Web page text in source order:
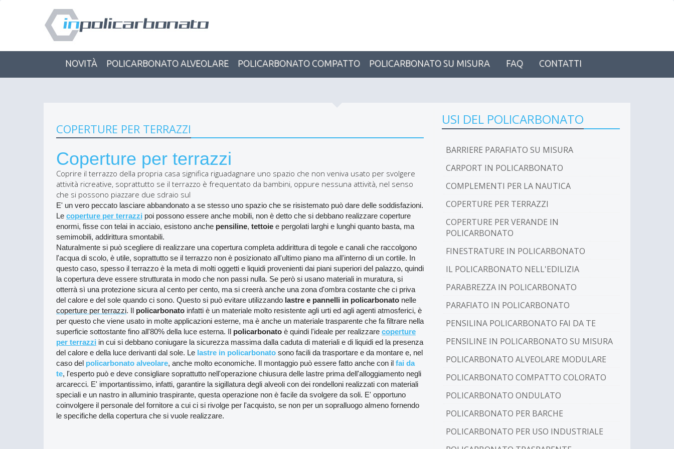
NOVITÀ POLICARBONATO ALVEOLARE POLICARBONATO COMPATTO POLICARBONATO SU MISURA FAQ CONTATTI
COPERTURE PER TERRAZZI
Coperture per terrazzi
Coprire il terrazzo della propria casa significa riguadagnare uno spazio che non veniva usato per svolgere
attività ricreative, soprattutto se il terrazzo è frequentato da bambini, oppure nessuna attività, nel senso
che si possono piazzare due sdraio sul
E' un vero peccato lasciare abbandonato a se stesso uno spazio che se risistemato può dare delle soddisfazioni.
Le coperture per terrazzi poi possono essere anche mobili, non è detto che si debbano realizzare coperture
enormi, fisse con telai in acciaio, esistono anche pensiline, tettoie e pergolati larghi e lunghi quanto basta, ma
semimobili, addirittura smontabili.
Naturalmente si può scegliere di realizzare una copertura completa addirittura di tegole e canali che raccolgono
l'acqua di scolo, è utile, soprattutto se il terrazzo non è posizionato all'ultimo piano ma all'interno di un cortile. In
questo caso, spesso il terrazzo è la meta di molti oggetti e liquidi provenienti dai piani superiori del palazzo, quindi
la copertura deve essere strutturata in modo che non passi nulla. Se però si usano materiali in muratura, si
otterrà sì una protezione sicura al cento per cento, ma si creerà anche una zona d'ombra costante che ci priva
del calore e del sole quando ci sono. Questo si può evitare utilizzando lastre e pannelli in policarbonato nelle
coperture per terrazzi. Il policarbonato infatti è un materiale molto resistente agli urti ed agli agenti atmosferici, è
per questo che viene usato in molte applicazioni esterne, ma è anche un materiale trasparente che fa filtrare nella
superficie sottostante fino all'80% della luce esterna. Il policarbonato è quindi l'ideale per realizzare coperture
per terrazzi in cui si debbano coniugare la sicurezza massima dalla caduta di materiali e di liquidi ed la presenza
del calore e della luce derivanti dal sole. Le lastre in policarbonato sono facili da trasportare e da montare e, nel
caso del policarbonato alveolare, anche molto economiche. Il montaggio può essere fatto anche con il fai da
te, l'esperto può e deve consigliare soprattutto nell'operazione chiusura delle lastre prima dell'alloggiamento negli
arcarecci. E' importantissimo, infatti, garantire la sigillatura degli alveoli con dei rondelloni realizzati con materiali
speciali e un nastro in alluminio traspirante, questa operazione non è facile da svolgere da soli. E' opportuno
coinvolgere il personale del fornitore a cui ci si rivolge per l'acquisto, se non per un sopralluogo almeno fornendo
le specifiche della copertura che si vuole realizzare.
USI DEL POLICARBONATO
BARRIERE PARAFIATO SU MISURA
CARPORT IN POLICARBONATO
COMPLEMENTI PER LA NAUTICA
COPERTURE PER TERRAZZI
COPERTURE PER VERANDE IN
POLICARBONATO
FINESTRATURE IN POLICARBONATO
IL POLICARBONATO NELL'EDILIZIA
PARABREZZA IN POLICARBONATO
PARAFIATO IN POLICARBONATO
PENSILINA POLICARBONATO FAI DA TE
PENSILINE IN POLICARBONATO SU MISURA
POLICARBONATO ALVEOLARE MODULARE
POLICARBONATO COMPATTO COLORATO
POLICARBONATO ONDULATO
POLICARBONATO PER BARCHE
POLICARBONATO PER USO INDUSTRIALE